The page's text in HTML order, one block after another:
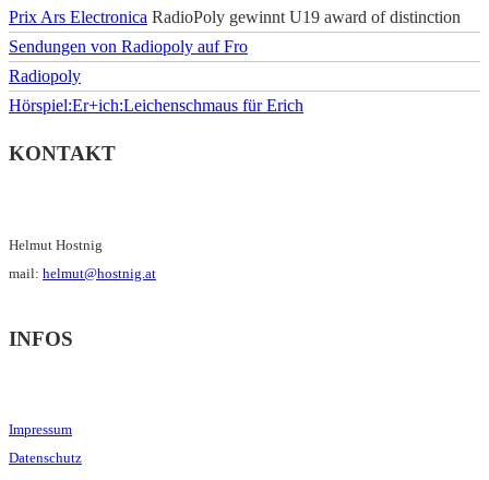
Prix Ars Electronica RadioPoly gewinnt U19 award of distinction
Sendungen von Radiopoly auf Fro
Radiopoly
Hörspiel:Er+ich:Leichenschmaus für Erich
KONTAKT
Helmut Hostnig
mail: helmut@hostnig.at
INFOS
Impressum
Datenschutz